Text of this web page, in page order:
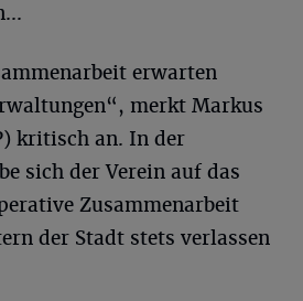
erwarten
merkt Markus
kritisch an. In der
sich der Verein auf das
Zusammenarbeit
der Stadt stets verlassen